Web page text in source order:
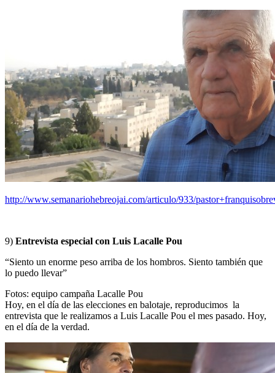
http://www.semanariohebreojai.com/articulo/933/
9) Entrevista especial con Luis Lacalle Pou
“Siento un enorme peso arriba de los hombros. Siento también que
lo puedo llevar”
Fotos: equipo campaña Lacalle Pou
Hoy, en el día de las elecciones en balotaje, reproducimos la
entrevista que le realizamos a Luis Lacalle Pou el mes pasado. Hoy,
en el día de la verdad.